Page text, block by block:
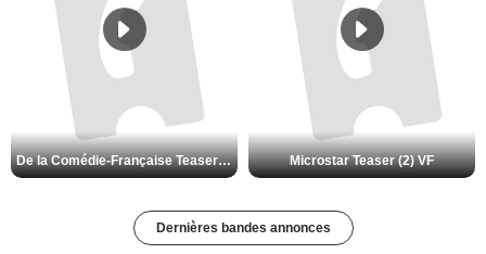
De la Comédie-Française Teaser (3) VF Microstar Teaser (2) VF
Dernières bandes annonces